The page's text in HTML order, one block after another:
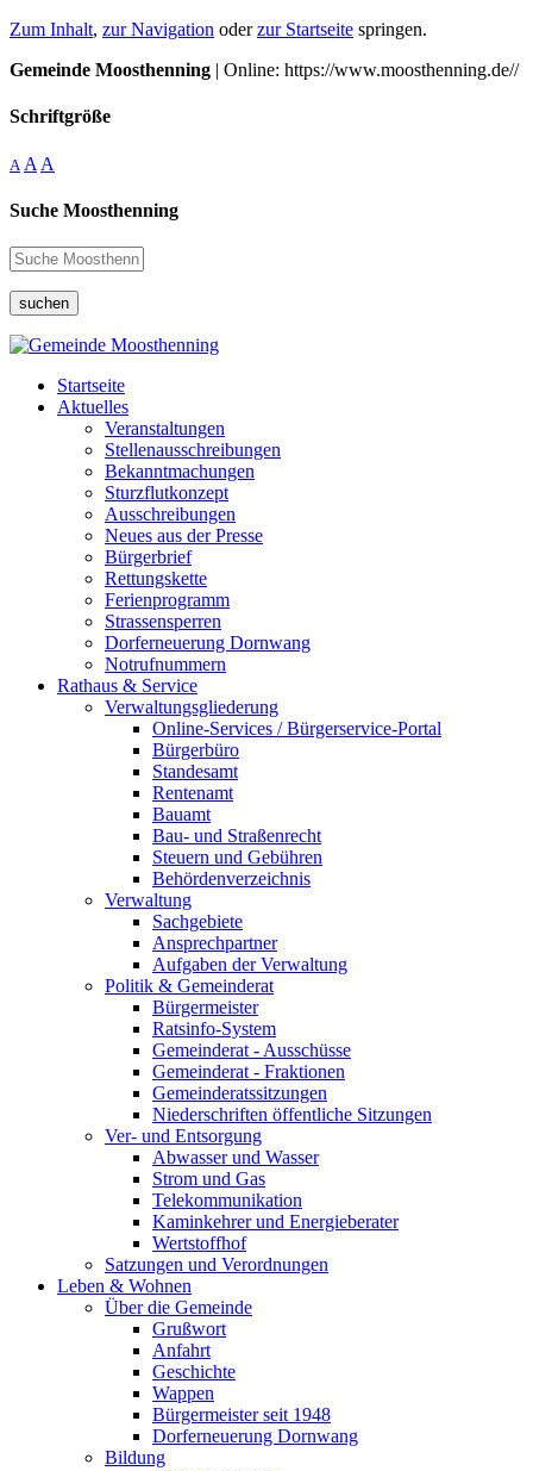
Zum Inhalt, zur Navigation oderzur Startseite springen.
Gemeinde Moosthenning | Online: https://www.moosthenning.de//
Schriftgröße
A A A
Suche Moosthenning
suchen
Startseite
Aktuelles
Veranstaltungen
Stellenausschreibungen
Bekanntmachungen
Sturzflutkonzept
Ausschreibungen
Neues aus der Presse
Bürgerbrief
Rettungskette
Ferienprogramm
Strassensperren
Dorferneuerung Dornwang
Notrufnummern
Rathaus & Service
Verwaltungsgliederung
Online-Services / Bürgerservice-Portal
Bürgerbüro
Standesamt
Rentenamt
Bauamt
Bau- und Straßenrecht
Steuern und Gebühren
Behördenverzeichnis
Verwaltung
Sachgebiete
Ansprechpartner
Aufgaben der Verwaltung
Politik & Gemeinderat
Bürgermeister
Ratsinfo-System
Gemeinderat - Ausschüsse
Gemeinderat - Fraktionen
Gemeinderatssitzungen
Niederschriften öffentliche Sitzungen
Ver- und Entsorgung
Abwasser und Wasser
Strom und Gas
Telekommunikation
Kaminkehrer und Energieberater
Wertstoffhof
Satzungen und Verordnungen
Leben & Wohnen
Über die Gemeinde
Grußwort
Anfahrt
Geschichte
Wappen
Bürgermeister seit 1948
Dorferneuerung Dornwang
Bildung